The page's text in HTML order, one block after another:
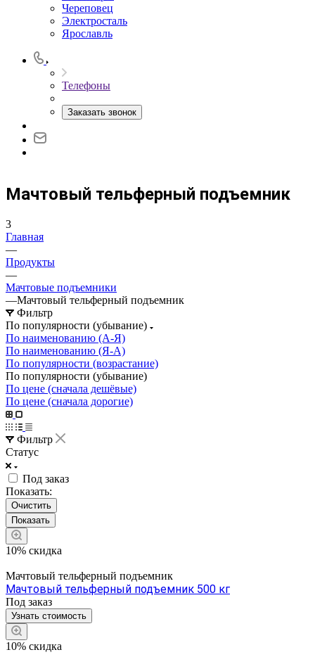
Череповец
Электросталь
Ярославль
Телефоны
Заказать звонок
Мачтовый тельферный подъемник
3
Главная
—
Продукты
—
Мачтовые подъемники
—Мачтовый тельферный подъемник
Фильтр
По популярности (убывание)
По наименованию (А-Я)
По наименованию (Я-А)
По популярности (возрастание)
По популярности (убывание)
По цене (сначала дешёвые)
По цене (сначала дорогие)
Фильтр
Статус
Под заказ
Показать:
Очистить
10% скидка
Мачтовый тельферный подъемник
Мачтовый тельферный подъемник 500 кг
Под заказ
Узнать стоимость
10% скидка